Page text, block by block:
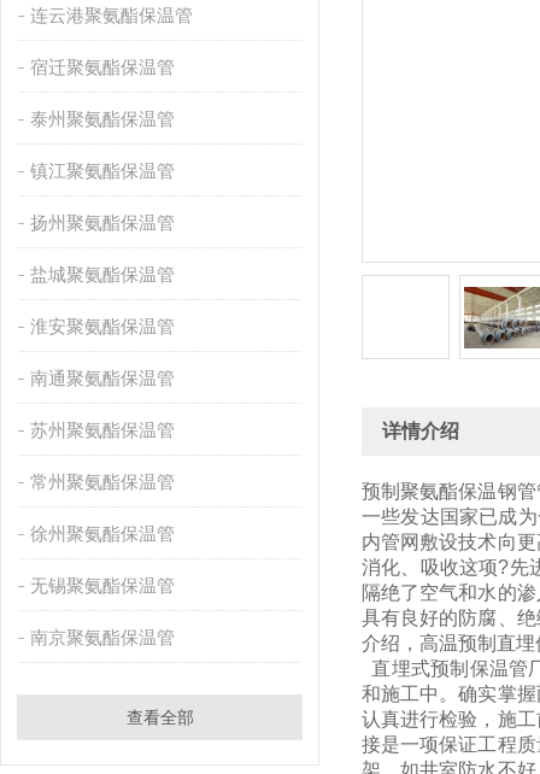
连云港聚氨酯保温管
宿迁聚氨酯保温管
泰州聚氨酯保温管
镇江聚氨酯保温管
扬州聚氨酯保温管
盐城聚氨酯保温管
淮安聚氨酯保温管
南通聚氨酯保温管
苏州聚氨酯保温管
常州聚氨酯保温管
徐州聚氨酯保温管
无锡聚氨酯保温管
南京聚氨酯保温管
查看全部
详情介绍
预制聚氨酯保温钢
一些发达国家已成
内管网敷设技术向
消化、吸收这项?先
隔绝了空气和水的
具有良好的防腐、
介绍，高温预制直
直埋式预制保温管
和施工中。确实掌
认真进行检验，施
接是一项保证工程
架。如井室防水不